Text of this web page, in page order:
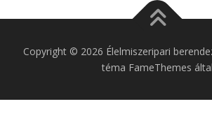
Copyright © 2026 Élelmiszeripari
téma FameThemes által